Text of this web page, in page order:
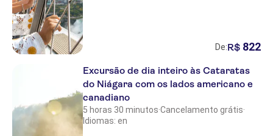
De:R$ 822
Excursão de dia inteiro às Cataratas
do Niágara com os lados americano e
canadiano
5 horas 30 minutos·Cancelamento grátis·
Idiomas: en